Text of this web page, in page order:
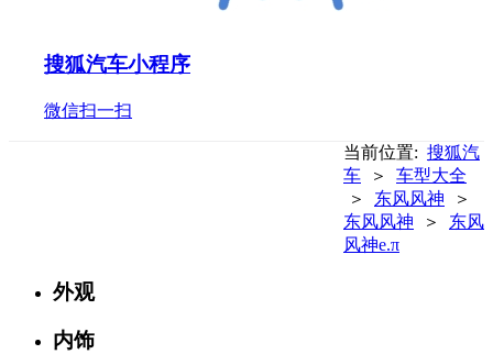
搜狐汽车小程序
微信扫一扫
当前位置: 搜狐汽
车
＞
车型大全
＞
东风风神
＞
东风风神
＞
东风
风神e.π
外观
内饰